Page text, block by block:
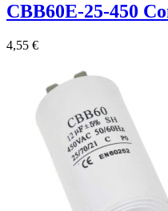
CBB60E-25-450
4,55 €